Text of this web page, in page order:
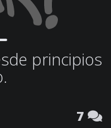
principios
7